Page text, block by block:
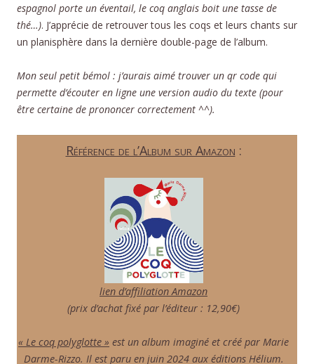
espagnol porte un éventail, le coq anglais boit une tasse de
thé…). J’apprécie de retrouver tous les coqs et leurs chants sur
un planisphère dans la dernière double-page de l’album.
Mon seul petit bémol : j’aurais aimé trouver un qr code qui
permette d’écouter en ligne une version audio du texte (pour
être certaine de prononcer correctement ^^).
Référence de l’Album sur Amazon :
lien d’affiliation Amazon
(prix d’achat fixé par l’éditeur : 12,90€)
« Le coq polyglotte » est un album imaginé et créé par Marie
Darme-Rizzo. Il est paru en juin 2024 aux éditions Hélium.